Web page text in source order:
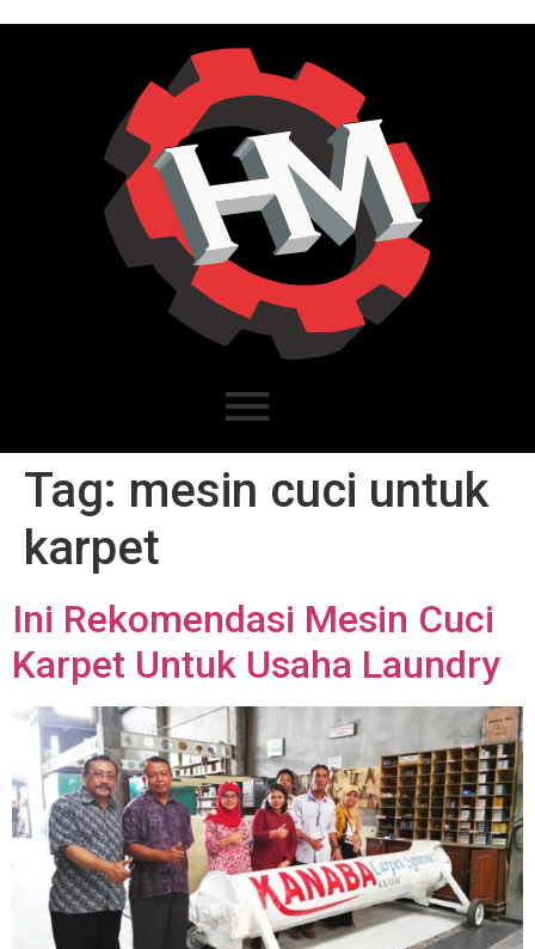
Tag: mesin cuci untuk
karpet
Ini Rekomendasi Mesin Cuci
Karpet Untuk Usaha Laundry